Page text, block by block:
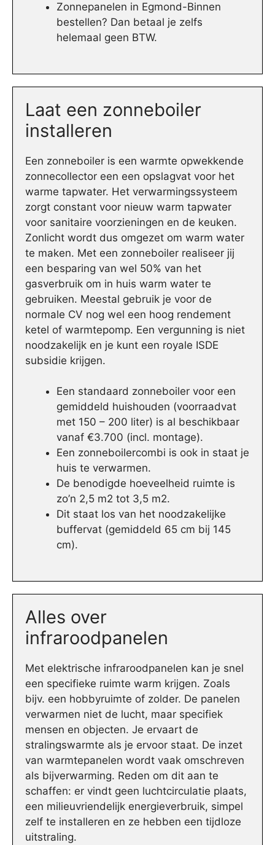
Zonnepanelen in Egmond-Binnen
bestellen? Dan betaal je zelfs
helemaal geen BTW.
Laat een zonneboiler
installeren
Een zonneboiler is een warmte opwekkende
zonnecollector een een opslagvat voor het
warme tapwater. Het verwarmingssysteem
zorgt constant voor nieuw warm tapwater
voor sanitaire voorzieningen en de keuken.
Zonlicht wordt dus omgezet om warm water
te maken. Met een zonneboiler realiseer jij
een besparing van wel 50% van het
gasverbruik om in huis warm water te
gebruiken. Meestal gebruik je voor de
normale CV nog wel een hoog rendement
ketel of warmtepomp. Een vergunning is niet
noodzakelijk en je kunt een royale ISDE
subsidie krijgen.
Een standaard zonneboiler voor een
gemiddeld huishouden (voorraadvat
met 150 – 200 liter) is al beschikbaar
vanaf €3.700 (incl. montage).
Een zonneboilercombi is ook in staat je
huis te verwarmen.
De benodigde hoeveelheid ruimte is
zo’n 2,5 m2 tot 3,5 m2.
Dit staat los van het noodzakelijke
buffervat (gemiddeld 65 cm bij 145
cm).
Alles over
infraroodpanelen
Met elektrische infraroodpanelen kan je snel
een specifieke ruimte warm krijgen. Zoals
bijv. een hobbyruimte of zolder. De panelen
verwarmen niet de lucht, maar specifiek
mensen en objecten. Je ervaart de
stralingswarmte als je ervoor staat. De inzet
van warmtepanelen wordt vaak omschreven
als bijverwarming. Reden om dit aan te
schaffen: er vindt geen luchtcirculatie plaats,
een milieuvriendelijk energieverbruik, simpel
zelf te installeren en ze hebben een tijdloze
uitstraling.